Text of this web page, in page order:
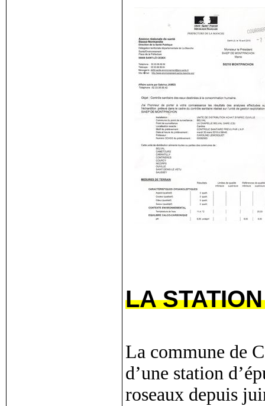
LA
La commune de
d’une station
roseaux depuis